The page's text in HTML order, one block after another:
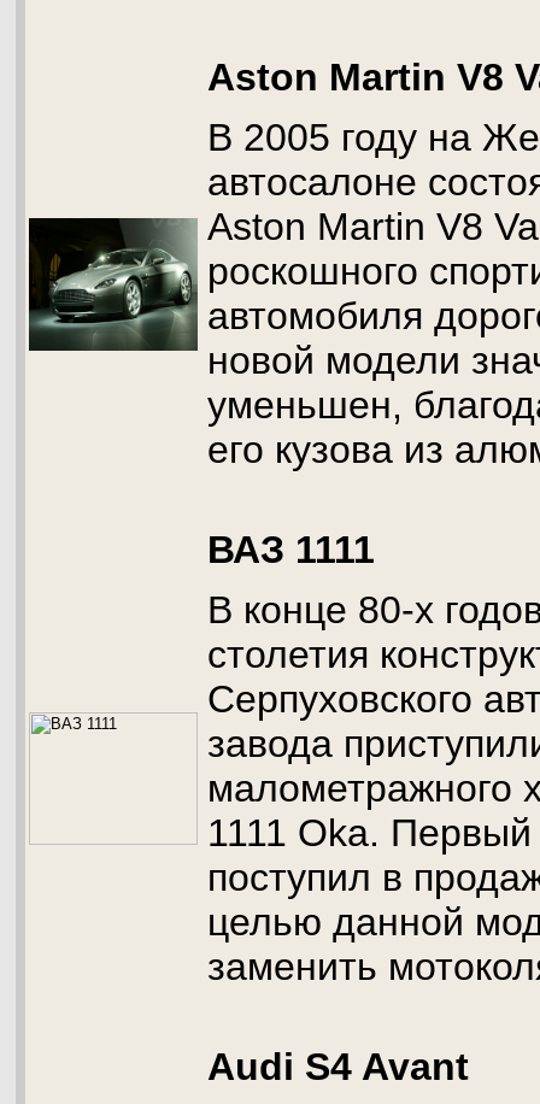
Aston Martin V8
В 2005 году на
автосалоне
Aston Martin V8
роскошного
автомобиля
новой модели
уменьшен,
его кузова из
ВАЗ 1111
В конце 80-х
столетия
Серпуховского
завода
малометражного
1111 Oka.
поступил в
целью данной
заменить
Audi S4 Avant